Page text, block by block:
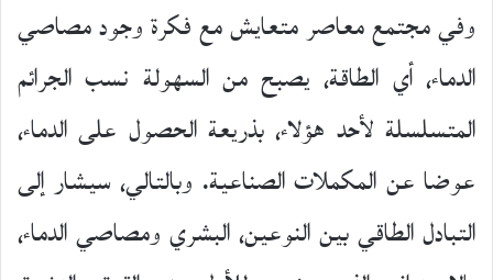
وفي مجتمع معاصر متعايش مع فكرة وجود مصاصي
الدماء، أي الطاقة، يصبح من السهولة نسب الجرائم
المتسلسلة لأحد هؤلاء، بذريعة الحصول على الدماء،
عوضا عن المكملات الصناعية. وبالتالي، سيشار إلى
التبادل الطاقي بين النوعين، البشري ومصاصي الدماء،